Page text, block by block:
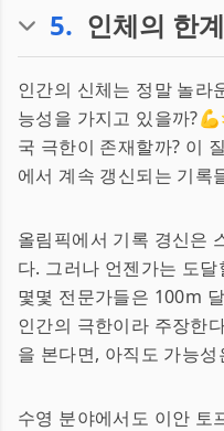
5. 인체의 한
인간의 신체는 정말 놀라
능성을 가지고 있을까
국 극한이 존재할까? 이
에서 계속 갱신되는 기록
올림픽에서 기록 경신은
다. 그러나 언젠가는 도달
몇몇 전문가들은 100m
인간의 극한이라 주장한
을 본다면, 아직도 가능
수영 분야에서도 이안 토